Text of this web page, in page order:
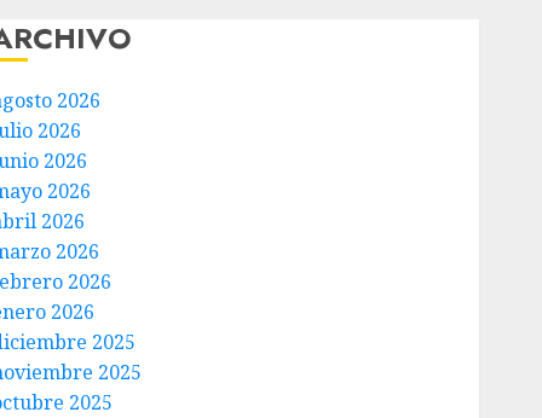
2026
2026
2026
2026
2026
2026
2026
2026
2025
2025
2025